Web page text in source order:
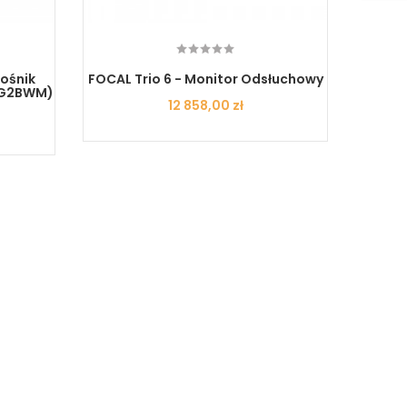
FOCAL Trio 6 - Monitor Odsłuchowy
Cena
12 858,00 zł